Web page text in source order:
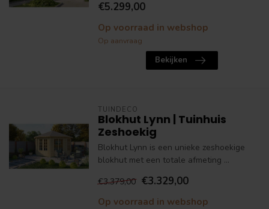
€5.299,00
Op voorraad in webshop
Op aanvraag
Bekijken
TUINDECO
Blokhut Lynn | Tuinhuis
Zeshoekig
Blokhut Lynn is een unieke zeshoekige
blokhut met een totale afmeting ...
€3.379,00 €3.329,00
Op voorraad in webshop